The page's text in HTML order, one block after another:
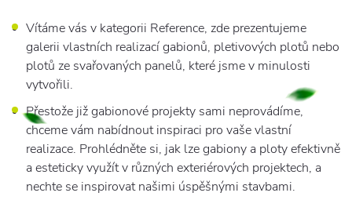
Vítáme vás v kategorii Reference, zde prezentujeme
galerii vlastních realizací gabionů, pletivových plotů nebo
plotů ze svařovaných panelů, které jsme v minulosti
vytvořili.
Přestože již gabionové projekty sami neprovádíme,
chceme vám nabídnout inspiraci pro vaše vlastní
realizace. Prohlédněte si, jak lze gabiony a ploty efektivně
a esteticky využít v různých exteriérových projektech, a
nechte se inspirovat našimi úspěšnými stavbami.